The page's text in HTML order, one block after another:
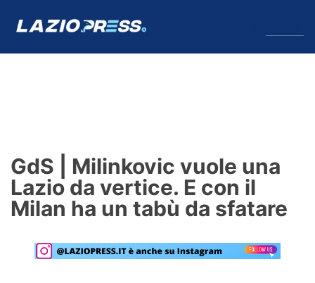
Formello
Infortuni
Primavera
GdS | Milinkovic vuole una
Lazio da vertice. E con il
Milan ha un tabù da sfatare